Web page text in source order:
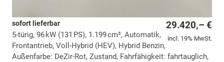
29.420,– €
incl. 19% MwSt.
sofort lieferbar
5-türig, 96 kW (131 PS), 1.199 cm³, Automatik,
Frontantrieb, Voll-Hybrid (HEV), Hybrid Benzin,
Außenfarbe: DeZir-Rot, Zustand, Fahrfähigkeit: fahrtauglich,